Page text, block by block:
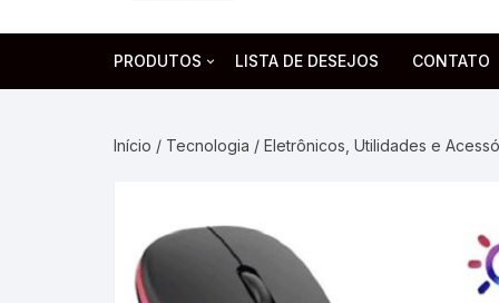
PRODUTOS
Headsets
Pilha.
Artesanato
Artigos para festa
LISTA DE DESEJOS CONTATO
Início / Tecnologia / Eletrônicos, Utilidades e